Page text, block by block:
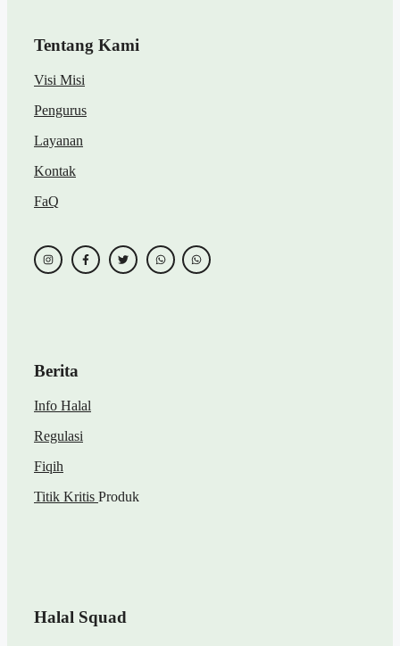
Tentang Kami
Visi Misi
Pengurus
Layanan
Kontak
FaQ
Berita
Info Halal
Regulasi
Fiqih
Titik Kritis Produk
Halal Squad